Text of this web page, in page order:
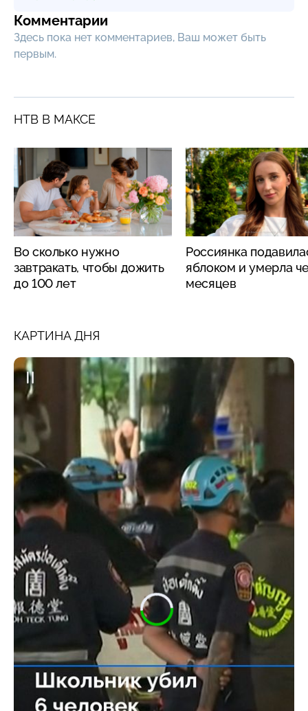
Комментарии
Здесь пока нет комментариев, Ваш может быть
первым.
НТВ В МАКСЕ
Во сколько нужно
завтракать, чтобы дожить
до 100 лет
Россиянка
яблоком и умерла
месяцев
КАРТИНА ДНЯ